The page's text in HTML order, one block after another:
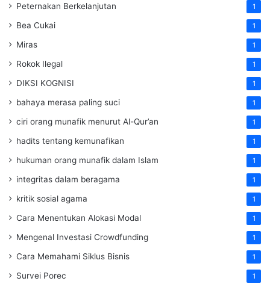
Peternakan Berkelanjutan 1
Bea Cukai 1
Miras 1
Rokok Ilegal 1
DIKSI KOGNISI 1
bahaya merasa paling suci 1
ciri orang munafik menurut Al-Qur’an 1
hadits tentang kemunafikan 1
hukuman orang munafik dalam Islam 1
integritas dalam beragama 1
kritik sosial agama 1
Cara Menentukan Alokasi Modal 1
Mengenal Investasi Crowdfunding 1
Cara Memahami Siklus Bisnis 1
Survei Porec 1